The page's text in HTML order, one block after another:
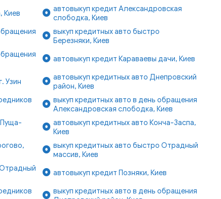
Киев
автовыкуп кредит Александровская
слободка, Киев
выкуп кредитных авто быстро
Березняки, Киев
автовыкуп кредит Караваевы дачи, Киев
Узин
автовыкуп кредитных авто Днепровский
район, Киев
выкуп кредитных авто в день обращения
Александровская слободка, Киев
Пуща-
автовыкуп кредитных авто Конча-Заспа,
Киев
выкуп кредитных авто быстро Отрадный
массив, Киев
автовыкуп кредит Позняки, Киев
выкуп кредитных авто в день обращения